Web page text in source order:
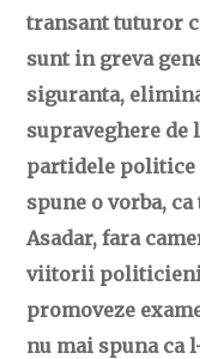
C OVIDIU
transant tuturor
sunt in greva
siguranta,
supraveghere de
partidele
spune o vorba,
Asadar, fara
viitorii politicieni
promoveze
nu mai spuna ca